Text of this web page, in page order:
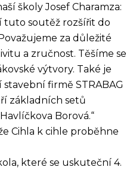
školy Josef Charamza:
tuto soutěž rozšířit do
za důležité
a zručnost. Těšíme se
výtvory. Také je
firmě STRABAG
základních setů
Borová.“
Cihla k cihle proběhne
které se uskuteční 4.